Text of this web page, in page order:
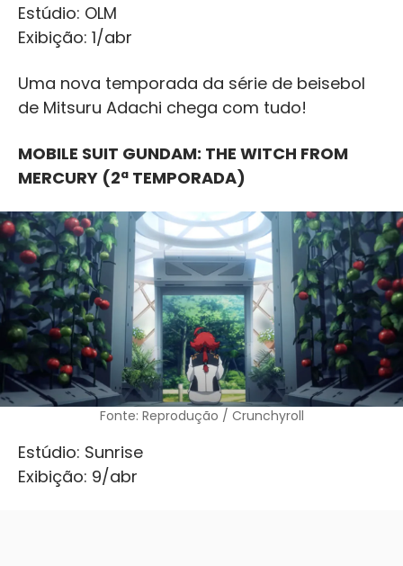
Estúdio: OLM
Exibição: 1/abr
Uma nova temporada da série de beisebol
de Mitsuru Adachi chega com tudo!
MOBILE SUIT GUNDAM: THE WITCH FROM
MERCURY (2ª TEMPORADA)
Fonte: Reprodução / Crunchyroll
Estúdio: Sunrise
Exibição: 9/abr